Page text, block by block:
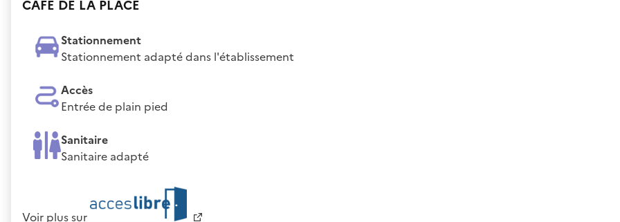
CAFE DE LA PLACE
Stationnement
Stationnement adapté dans l'établissement
Accès
Entrée de plain pied
Sanitaire
Sanitaire adapté
Voir plus sur